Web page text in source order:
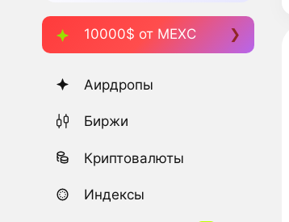
10000$ от MEXC
Аирдропы
Биржи
Криптовалюты
Индексы